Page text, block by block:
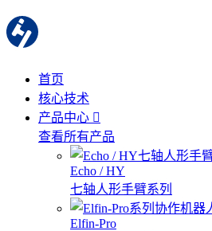
首页
核心技术
产品中心
查看所有产品
Echo / HY
七轴人形手臂系列
Elfin-Pro